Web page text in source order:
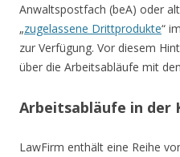
Anwaltspostfach (beA) oder
„zugelassene Drittprodukte“
zur Verfügung. Vor diesem
über die Arbeitsabläufe mit
Arbeitsabläufe in der
LawFirm enthält eine Reihe